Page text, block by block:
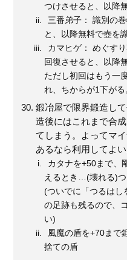
つけさせると、以降
三番弟子： 識別の
と、以降無料で壺を
カマヒゲ： めぐす
回復させると、以降
ただし初回はもう一
れ、ちからが1下がる
鍛冶屋で限界鍛造し
造後にはこれまで合
てしまう。よってマ
あるなら利用してよい
カタナを+50まで、
えるとき…(壊れる)
(ついでに「つるはし
の足跡も残るので、
い)
風魔の盾を+70ま
捨ての盾